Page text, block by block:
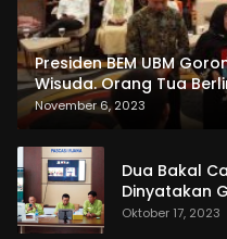
Presiden BEM UBM
Wisuda. Orang Tua
dan Pemasangan
November 6, 2023
Dua Bakal
Dinyatakan
Oktober 17, 2023